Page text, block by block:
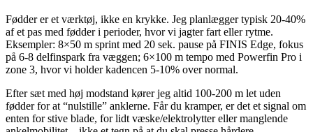
Fødder er et værktøj, ikke en krykke. Jeg planlægger typisk 20-40%
af et pas med fødder i perioder, hvor vi jagter fart eller rytme.
Eksempler: 8×50 m sprint med 20 sek. pause på FINIS Edge, fokus
på 6-8 delfinspark fra væggen; 6×100 m tempo med Powerfin Pro i
zone 3, hvor vi holder kadencen 5-10% over normal.
Efter sæt med høj modstand kører jeg altid 100-200 m let uden
fødder for at “nulstille” anklerne. Får du kramper, er det et signal om
enten for stive blade, for lidt væske/elektrolytter eller manglende